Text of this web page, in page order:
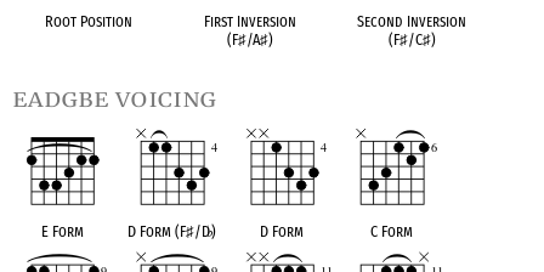
Root Position
First Inversion
(F♯/A♯)
Second Inversion
(F♯/C♯)
eadgbe voicing
E Form D Form (F♯/D♭) D Form C Form